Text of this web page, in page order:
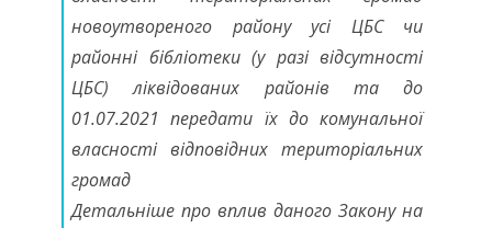
новоутвореного району усі ЦБС чи
районні бібліотеки (у разі відсутності
ЦБС) ліквідованих районів та до
01.07.2021 передати їх до комунальної
власності відповідних територіальних
громад
Детальніше про вплив даного Закону на